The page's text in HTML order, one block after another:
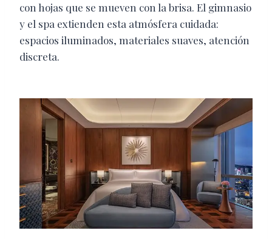
con hojas que se mueven con la brisa. El gimnasio
y el spa extienden esta atmósfera cuidada:
espacios iluminados, materiales suaves, atención
discreta.